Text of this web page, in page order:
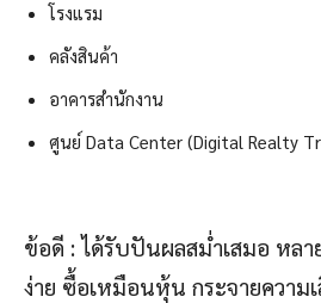
โรงแรม
คลังสินค้า
อาคารสำนักงาน
ศูนย์ Data Center (Digital Realty
ข้อดี : ได้รับปันผลสม่ำเสมอ หล
ง่าย ซื้อเหมือนหุ้น กระจายความ